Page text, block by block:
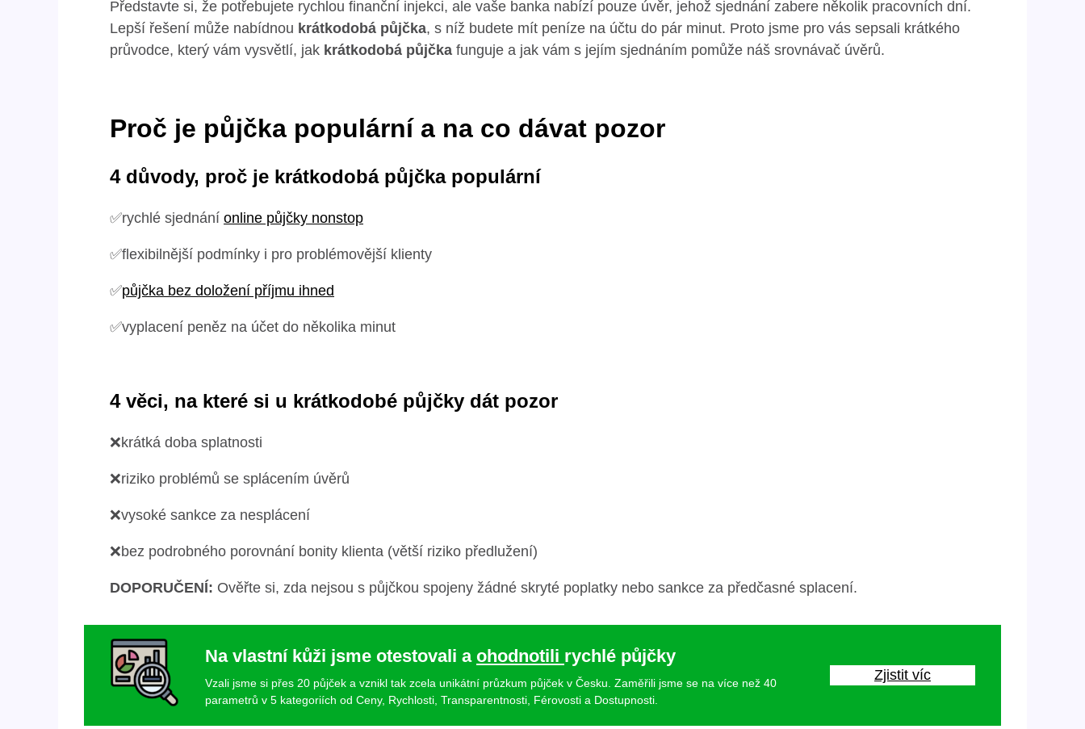
Představte si, že potřebujete rychlou finanční injekci, ale vaše banka nabízí pouze úvěr, jehož sjednání zabere několik pracovních dní.
Lepší řešení může nabídnou krátkodobá půjčka, s níž budete mít peníze na účtu do pár minut. Proto jsme pro vás sepsali krátkého
průvodce, který vám vysvětlí, jak krátkodobá půjčka funguje a jak vám s jejím sjednáním pomůže náš srovnávač úvěrů.
Proč je půjčka populární a na co dávat pozor
4 důvody, proč je krátkodobá půjčka populární
✅rychlé sjednání online půjčky nonstop
✅flexibilnější podmínky i pro problémovější klienty
✅půjčka bez doložení příjmu ihned
✅vyplacení peněz na účet do několika minut
4 věci, na které si u krátkodobé půjčky dát pozor
❌krátká doba splatnosti
❌riziko problémů se splácením úvěrů
❌vysoké sankce za nesplácení
❌bez podrobného porovnání bonity klienta (větší riziko předlužení)
DOPORUČENÍ: Ověřte si, zda nejsou s půjčkou spojeny žádné skryté poplatky nebo sankce za předčasné splacení.
Na vlastní kůži jsme otestovali a ohodnotili rychlé půjčky
Vzali jsme si přes 20 půjček a vznikl tak zcela unikátní průzkum půjček v Česku. Zaměřili jsme se na více než 40
parametrů v 5 kategoriích od Ceny, Rychlosti, Transparentnosti, Férovosti a Dostupnosti.
Zjistit víc